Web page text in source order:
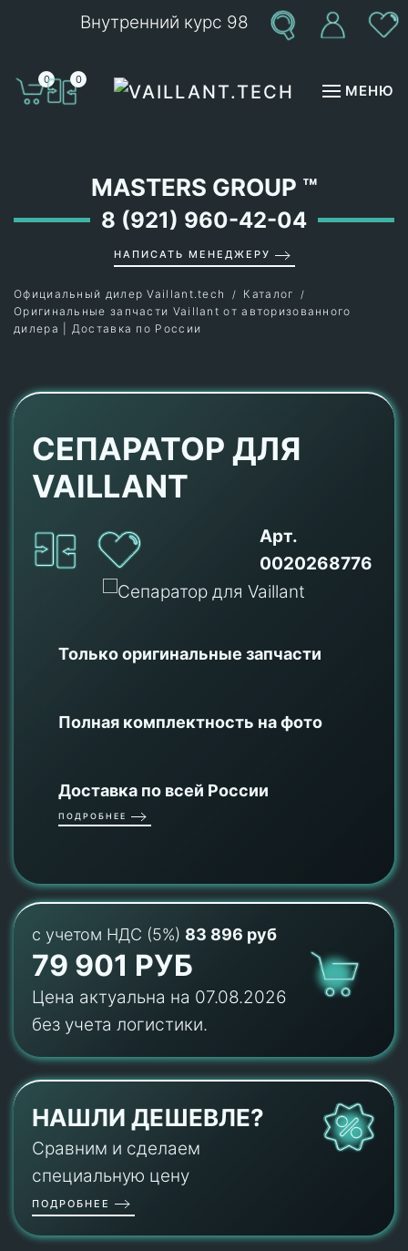
Внутренний курс 98
0 0
МЕНЮ
MASTERS GROUP ™
8 (921) 960-42-04
НАПИСАТЬ МЕНЕДЖЕРУ
Официальный дилер Vaillant.tech
Каталог
Оригинальные запчасти Vaillant от авторизованного
дилера | Доставка по России
СЕПАРАТОР ДЛЯ
VAILLANT
Арт.
0020268776
Только оригинальные запчасти
Полная комплектность на фото
Доставка по всей России
ПОДРОБНЕЕ
с учетом НДС (5%) 83 896 руб
79 901 РУБ
Цена актуальна на 07.08.2026
без учета логистики.
НАШЛИ ДЕШЕВЛЕ?
Сравним и сделаем
специальную цену
ПОДРОБНЕЕ